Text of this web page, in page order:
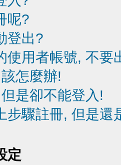
呢?
登出?
使用者帳號, 不要
怎麼辦!
是卻不能登入!
步驟註冊, 但是還
定